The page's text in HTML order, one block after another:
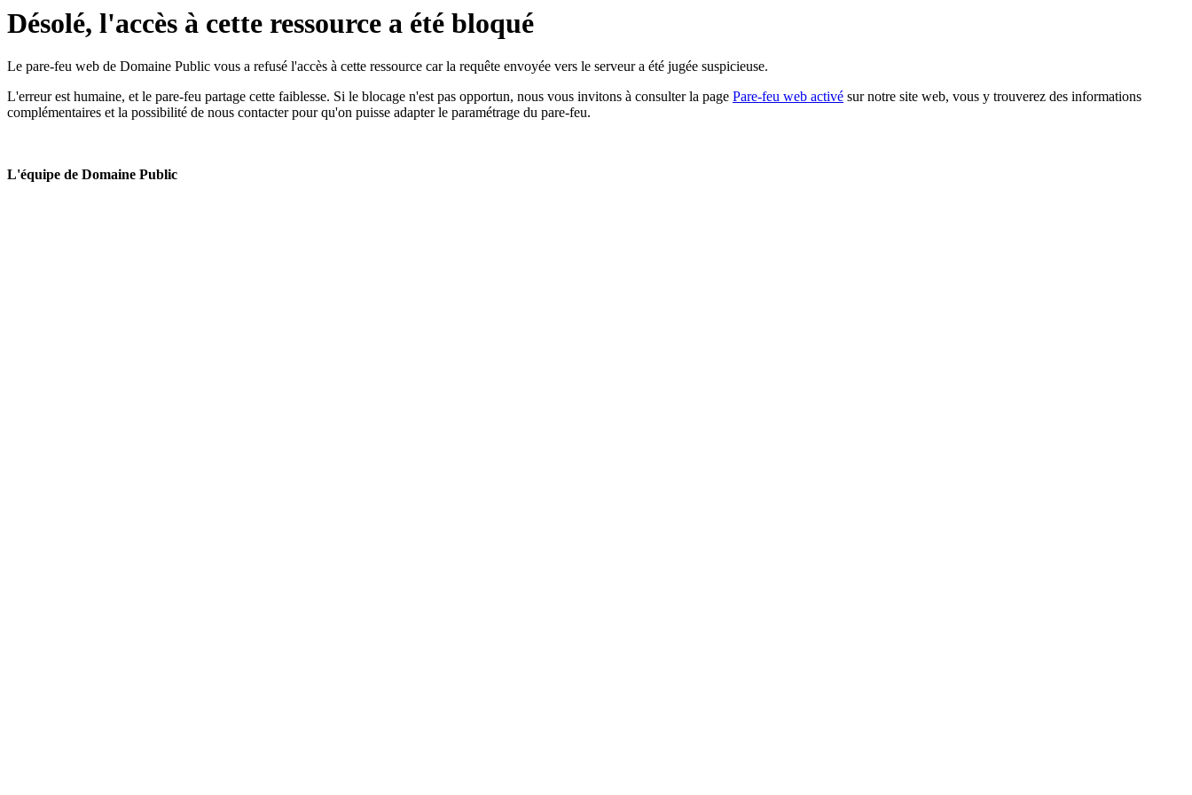
Désolé, l'accès à cette ressource a été bloqué
Le pare-feu web de Domaine Public vous a refusé l'accès à cette ressource car la requête envoyée vers le serveur a été jugée suspicieuse.
L'erreur est humaine, et le pare-feu partage cette faiblesse. Si le blocage n'est pas opportun, nous vous invitons à consulter la page Pare-feu web activé sur notre site web, vous y trouverez des informations
complémentaires et la possibilité de nous contacter pour qu'on puisse adapter le paramétrage du pare-feu.
L'équipe de Domaine Public